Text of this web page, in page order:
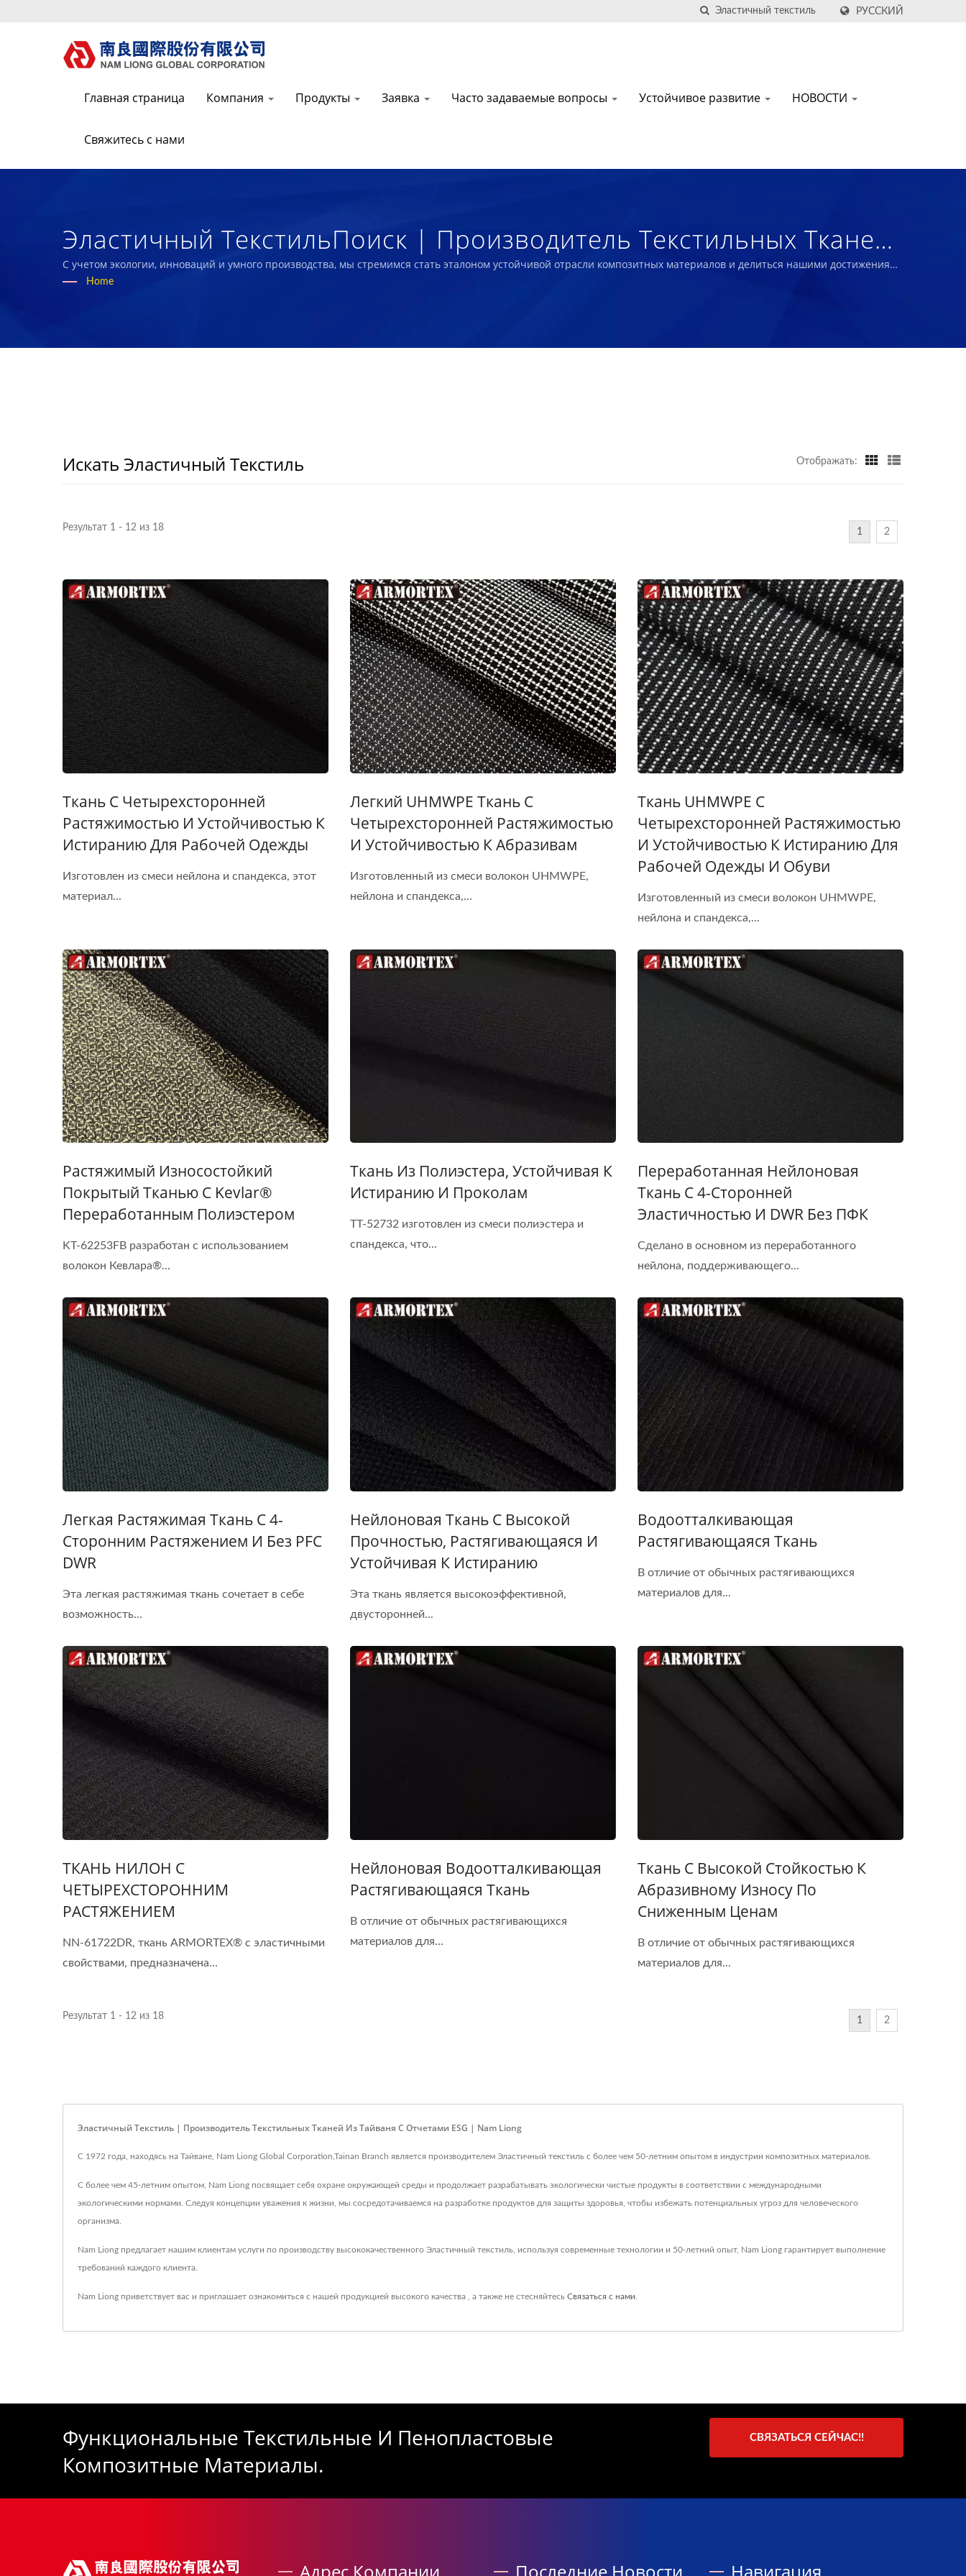
РУССКИЙ
Главная страница Компания Продукты Заявка Часто задаваемые вопросы Устойчивое развитие НОВОСТИ
Свяжитесь с нами
Эластичный ТекстильПоиск | Производитель Текстильных Тканей
Из Тайваня С Отчетами ESG | Nam Liong
С учетом экологии, инноваций и умного производства, мы стремимся стать эталоном устойчивой отрасли композитных материалов и делиться нашими достижениями
с нашими сотрудниками и обществом.
Home
Искать Эластичный Текстиль Отображать:
Результат 1 - 12 из 18 1 2
Ткань С Четырехсторонней
Растяжимостью И Устойчивостью К
Истиранию Для Рабочей Одежды
Изготовлен из смеси нейлона и спандекса, этот
материал...
Легкий UHMWPE Ткань С
Четырехсторонней Растяжимостью
И Устойчивостью К Абразивам
Изготовленный из смеси волокон UHMWPE,
нейлона и спандекса,...
Ткань UHMWPE С
Четырехсторонней Растяжимостью
И Устойчивостью К Истиранию Для
Рабочей Одежды И Обуви
Изготовленный из смеси волокон UHMWPE,
нейлона и спандекса,...
Растяжимый Износостойкий
Покрытый Тканью С Kevlar®
Переработанным Полиэстером
KT-62253FB разработан с использованием
волокон Кевлара®...
Ткань Из Полиэстера, Устойчивая К
Истиранию И Проколам
TT-52732 изготовлен из смеси полиэстера и
спандекса, что...
Переработанная Нейлоновая
Ткань С 4-Сторонней
Эластичностью И DWR Без ПФК
Сделано в основном из переработанного
нейлона, поддерживающего...
Легкая Растяжимая Ткань С 4-
Сторонним Растяжением И Без PFC
DWR
Эта легкая растяжимая ткань сочетает в себе
возможность...
Нейлоновая Ткань С Высокой
Прочностью, Растягивающаяся И
Устойчивая К Истиранию
Эта ткань является высокоэффективной,
двусторонней...
Водоотталкивающая
Растягивающаяся Ткань
В отличие от обычных растягивающихся
материалов для...
ТКАНЬ НИЛОН С
ЧЕТЫРЕХСТОРОННИМ
РАСТЯЖЕНИЕМ
NN-61722DR, ткань ARMORTEX® с эластичными
свойствами, предназначена...
Нейлоновая Водоотталкивающая
Растягивающаяся Ткань
В отличие от обычных растягивающихся
материалов для...
Ткань С Высокой Стойкостью К
Абразивному Износу По
Сниженным Ценам
В отличие от обычных растягивающихся
материалов для...
Результат 1 - 12 из 18 1 2
Эластичный Текстиль | Производитель Текстильных Тканей Из Тайваня С Отчетами ESG | Nam Liong
С 1972 года, находясь на Тайване, Nam Liong Global Corporation,Tainan Branch является производителем Эластичный текстиль с более чем 50-летним опытом в индустрии композитных материалов.
С более чем 45-летним опытом, Nam Liong посвящает себя охране окружающей среды и продолжает разрабатывать экологически чистые продукты в соответствии с международными
экологическими нормами. Следуя концепции уважения к жизни, мы сосредотачиваемся на разработке продуктов для защиты здоровья, чтобы избежать потенциальных угроз для человеческого
организма.
Nam Liong предлагает нашим клиентам услуги по производству высококачественного Эластичный текстиль, используя современные технологии и 50-летний опыт, Nam Liong гарантирует выполнение
требований каждого клиента.
Nam Liong приветствует вас и приглашает ознакомиться с нашей продукцией высокого качества , а также не стесняйтесь Связаться с нами
Функциональные Текстильные И Пенопластовые
Композитные Материалы.
СВЯЗАТЬСЯ СЕЙЧАС!!
Адрес Компании Последние Новости Навигация